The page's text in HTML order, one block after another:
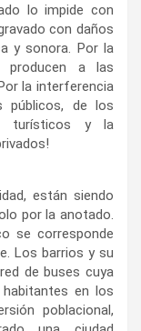
lo impide con
con daños
y sonora. Por la
producen a las
la interferencia
públicos, de los
turísticos y la
están siendo
por la anotado.
se corresponde
Los barrios y su
de buses cuya
en los
poblacional,